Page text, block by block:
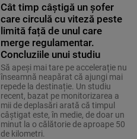
Cât timp câștigă un șofer
care circulă cu viteză peste
limită față de unul care
merge regulamentar.
Concluziile unui studiu
Să apeși mai tare pe accelerație nu
înseamnă neapărat că ajungi mai
repede la destinație. Un studiu
recent, bazat pe monitorizarea a
mii de deplasări arată că timpul
câștigat este, în medie, de doar un
minut la o călătorie de aproape 50
de kilometri.